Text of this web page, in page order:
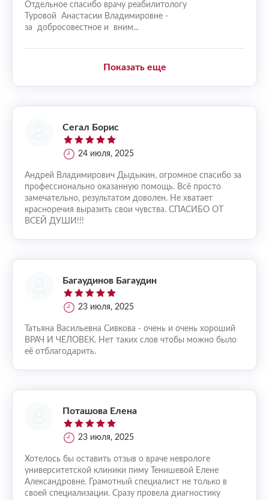
Отдельное спасибо врачу реабилитологу
Туровой Анастасии Владимировне -
за добросовестное и вним...
Показать еще
Сегал Борис
24 июля, 2025
Андрей Владимирович Дыдыкин, огромное спасибо за
профессионально оказанную помощь. Всё просто
замечательно, результатом доволен. Не хватает
красноречия выразить свои чувства. СПАСИБО ОТ
ВСЕЙ ДУШИ!!!
Багаудинов Багаудин
23 июля, 2025
Татьяна Васильевна Сивкова - очень и очень хороший
ВРАЧ И ЧЕЛОВЕК. Нет таких слов чтобы можно было
её отблагодарить.
Поташова Елена
23 июля, 2025
Хотелось бы оставить отзыв о враче неврологе
университетской клиники пиму Тенишевой Елене
Александровне. Грамотный специалист не только в
своей специализации. Сразу провела диагностику